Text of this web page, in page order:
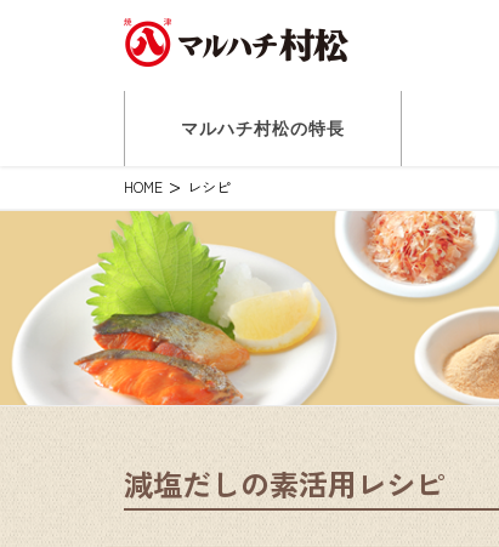
マルハチ村松の特長
HOME レシピ
減塩だしの素活用レシピ